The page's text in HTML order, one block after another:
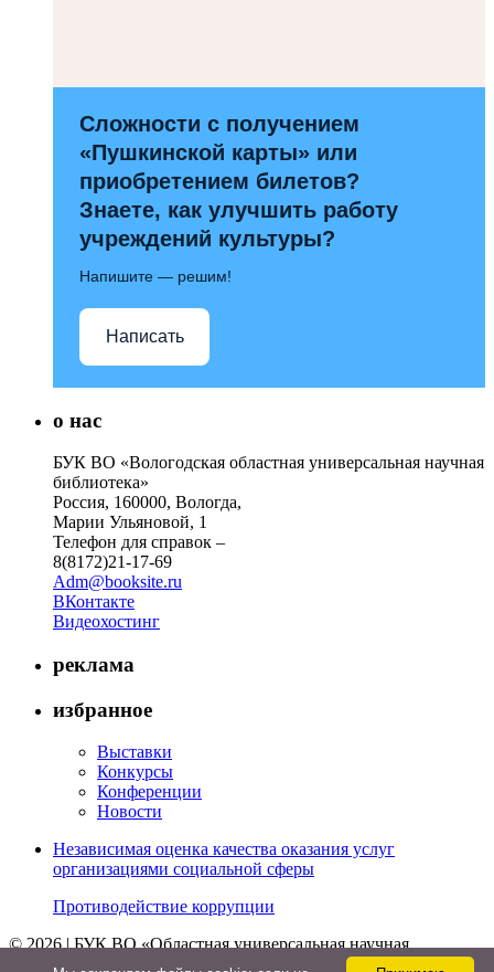
Сложности с получением
«Пушкинской карты» или
приобретением билетов?
Знаете, как улучшить работу
учреждений культуры?
Напишите — решим!
Написать
о нас
БУК ВО «Вологодская областная универсальная научная
библиотека»
Россия, 160000, Вологда,
Марии Ульяновой, 1
Телефон для справок –
8(8172)21-17-69
Adm@booksite.ru
ВКонтакте
Видеохостинг
реклама
избранное
Выставки
Конкурсы
Конференции
Новости
Независимая оценка качества оказания услуг
организациями социальной сферы
Противодействие коррупции
© 2026 | БУК ВО «Областная универсальная научная
библиотека»